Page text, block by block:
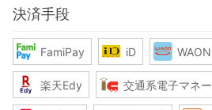
決済手段
FamiPay iD WAON
楽天Edy 交通系電子マネー